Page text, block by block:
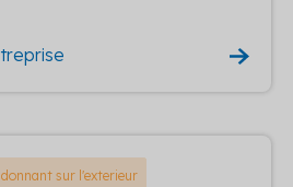
sur l'exterieur